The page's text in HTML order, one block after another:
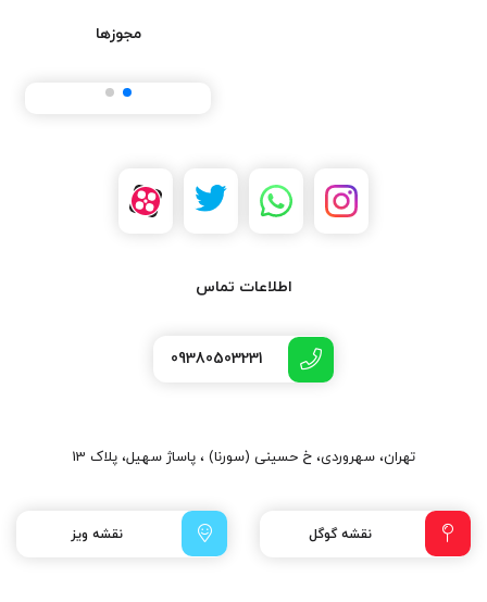
مجوزها
اطلاعات تماس
09380503231
تهران، سهروردی، خ حسینی (سورنا) ، پاساژ سهیل، پلاک 13
نقشه گوگل نقشه ویز